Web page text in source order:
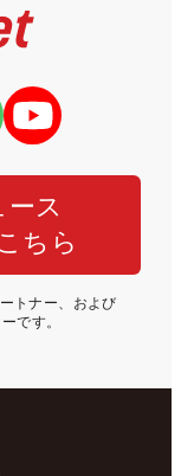
ス
ちら
トナー、および
です。